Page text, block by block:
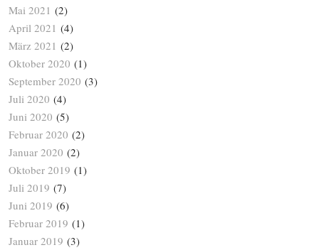
Mai 2021 (2)
April 2021 (4)
März 2021 (2)
Oktober 2020 (1)
September 2020 (3)
Juli 2020 (4)
Juni 2020 (5)
Februar 2020 (2)
Januar 2020 (2)
Oktober 2019 (1)
Juli 2019 (7)
Juni 2019 (6)
Februar 2019 (1)
Januar 2019 (3)